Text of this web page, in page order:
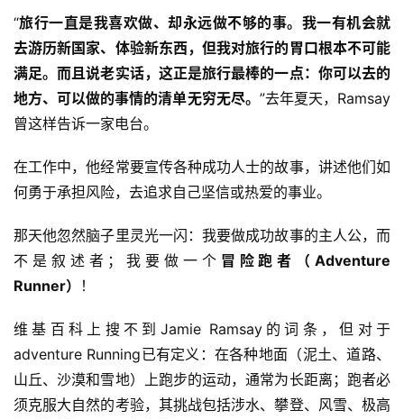
“旅行一直是我喜欢做、却永远做不够的事。我一有机会就
去游历新国家、体验新东西，但我对旅行的胃口根本不可能
满足。而且说老实话，这正是旅行最棒的一点：你可以去的
地方、可以做的事情的清单无穷无尽。 ”去年夏天，Ramsay
曾这样告诉一家电台。
在工作中，他经常要宣传各种成功人士的故事，讲述他们如
何勇于承担风险，去追求自己坚信或热爱的事业。
那天他忽然脑子里灵光一闪：我要做成功故事的主人公，而
不是叙述者；我要做一个 冒险跑者（Adventure
Runner）
！
维基百科上搜不到Jamie Ramsay的词条，但对于
adventure Running已有定义：在各种地面（泥土、道路、
山丘、沙漠和雪地）上跑步的运动，通常为长距离；跑者必
须克服大自然的考验，其挑战包括涉水、攀登、风雪、极高